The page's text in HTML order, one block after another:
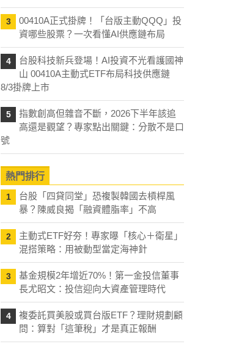
3
00410A正式掛牌！「台版主動QQQ」投
資哪些股票？一次看懂AI供應鏈布局
4
台股科技新兵登場！AI投資不光看護國神
山 00410A主動式ETF布局科技供應鏈
8/3掛牌上市
5
指數創高但雜音不斷，2026下半年該追
高還是觀望？專家點出關鍵：分散不是口
號
熱門排行
1
台股「四貸同堂」恐複製韓國去槓桿風
暴？陳威良揭「融資體脂率」不高
2
主動式ETF好夯！專家曝「核心＋衛星」
混搭策略：用被動型當定海神針
3
基金規模2年增近70%！第一金投信董事
長尤昭文：投信迎向大資產管理時代
4
複委託買美股或買台版ETF？理財規劃顧
問：算對「這筆稅」才是真正報酬